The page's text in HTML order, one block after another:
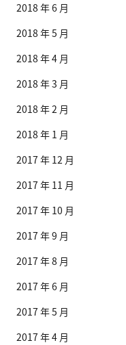
2018 年 6 月
2018 年 5 月
2018 年 4 月
2018 年 3 月
2018 年 2 月
2018 年 1 月
2017 年 12 月
2017 年 11 月
2017 年 10 月
2017 年 9 月
2017 年 8 月
2017 年 6 月
2017 年 5 月
2017 年 4 月